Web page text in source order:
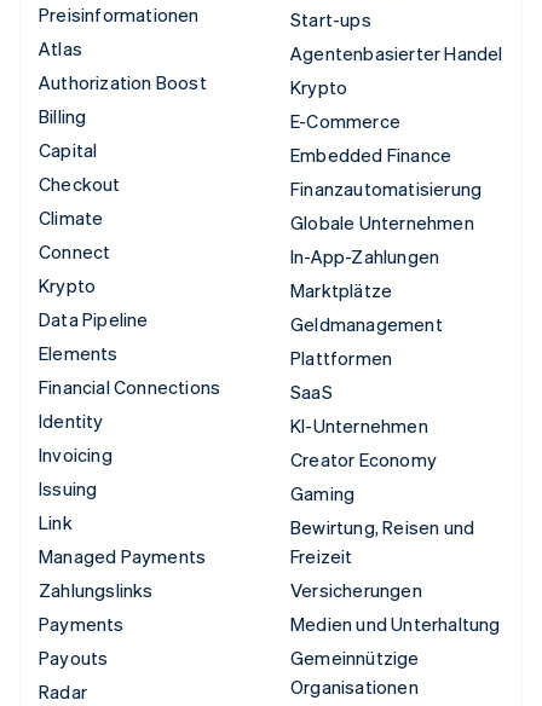
Preisinformationen
Atlas
Authorization Boost
Billing
Capital
Checkout
Climate
Connect
Krypto
Data Pipeline
Elements
Financial Connections
Identity
Invoicing
Issuing
Link
Managed Payments
Zahlungslinks
Payments
Payouts
Radar
Start-ups
Agentenbasierter Handel
Krypto
E-Commerce
Embedded Finance
Finanzautomatisierung
Globale Unternehmen
In-App-Zahlungen
Marktplätze
Geldmanagement
Plattformen
SaaS
KI-Unternehmen
Creator Economy
Gaming
Bewirtung, Reisen und
Freizeit
Versicherungen
Medien und Unterhaltung
Gemeinnützige
Organisationen